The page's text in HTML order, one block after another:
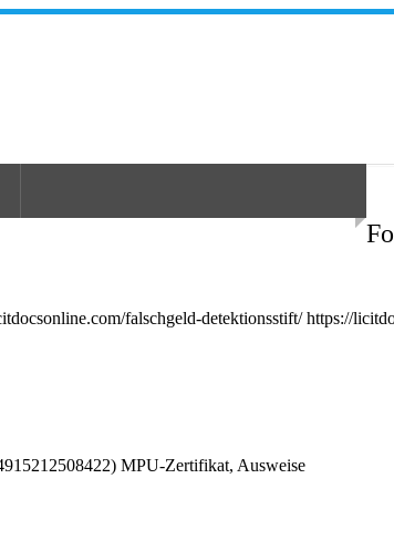
falschgeld-detektionsstift/ https://
MPU-Zertifikat, Ausweise